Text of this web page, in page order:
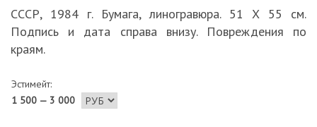
СССР, 1984 г. Бумага, линогравюра. 51 Х 55 см.
Подпись и дата справа внизу. Повреждения по
краям.
Эстимейт:
1 500 — 3 000